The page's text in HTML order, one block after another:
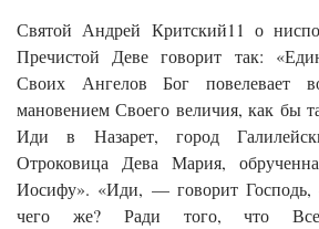
Святой Андрей Критский11 о
Пречистой Деве говорит так:
Своих Ангелов Бог повелевает
мановением Своего величия, как бы
Иди в Назарет, город
Отроковица Дева Мария,
Иосифу». «Иди, — говорит
чего же? Ради того, что